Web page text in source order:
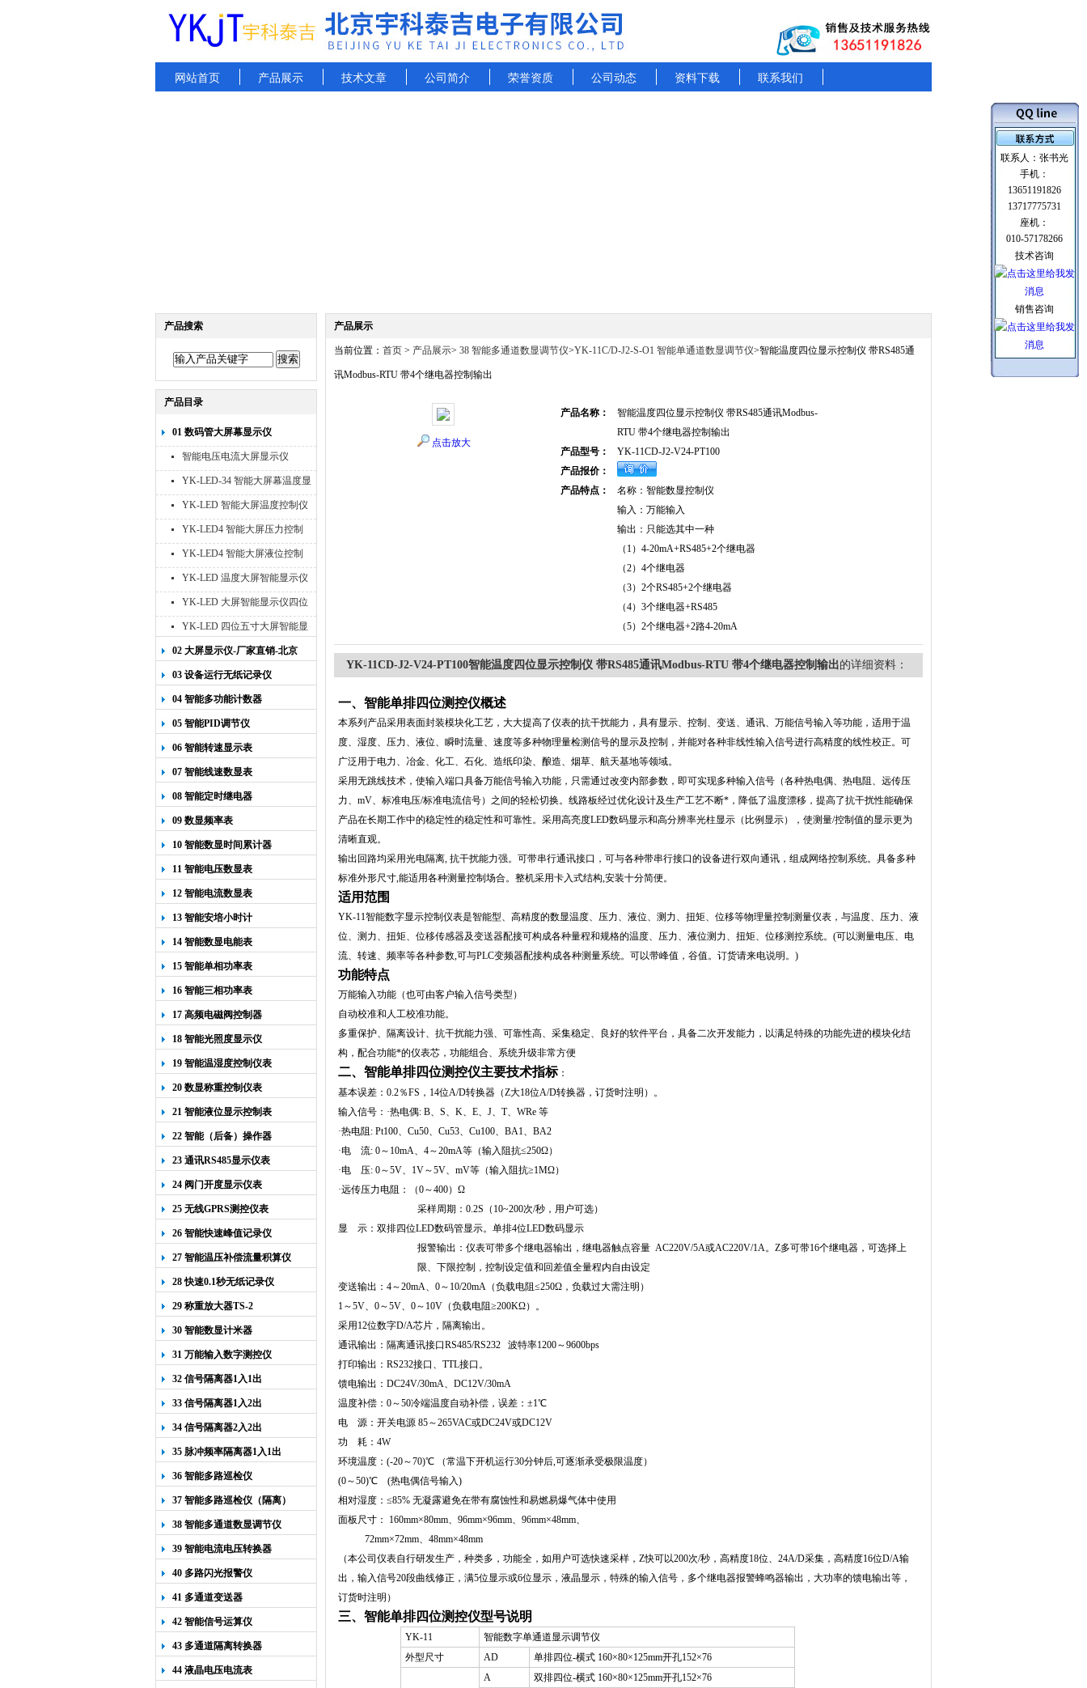
网站首页 产品展示 技术文章 公司简介 荣誉资质 公司动态 资料下载 联系我们
产品搜索
产品目录
01 数码管大屏幕显示仪
智能电压电流大屏显示仪
YK-LED-34 智能大屏幕温度显
示仪
YK-LED 智能大屏温度控制仪
YK-LED4 智能大屏压力控制
仪
YK-LED4 智能大屏液位控制
仪
YK-LED 温度大屏智能显示仪
四位十寸
YK-LED 大屏智能显示仪四位
八寸
YK-LED 四位五寸大屏智能显
示仪
02 大屏显示仪-厂家直销-北京
宇科泰吉
03 设备运行无纸记录仪
04 智能多功能计数器
05 智能PID调节仪
06 智能转速显示表
07 智能线速数显表
08 智能定时继电器
09 数显频率表
10 智能数显时间累计器
11 智能电压数显表
12 智能电流数显表
13 智能安培小时计
14 智能数显电能表
15 智能单相功率表
16 智能三相功率表
17 高频电磁阀控制器
18 智能光照度显示仪
19 智能温湿度控制仪表
20 数显称重控制仪表
21 智能液位显示控制表
22 智能（后备）操作器
23 通讯RS485显示仪表
24 阀门开度显示仪表
25 无线GPRS测控仪表
26 智能快速峰值记录仪
27 智能温压补偿流量积算仪
28 快速0.1秒无纸记录仪
29 称重放大器TS-2
30 智能数显计米器
31 万能输入数字测控仪
32 信号隔离器1入1出
33 信号隔离器1入2出
34 信号隔离器2入2出
35 脉冲频率隔离器1入1出
36 智能多路巡检仪
37 智能多路巡检仪（隔离）
38 智能多通道数显调节仪
39 智能电流电压转换器
40 多路闪光报警仪
41 多通道变送器
42 智能信号运算仪
43 多通道隔离转换器
44 液晶电压电流表
产品展示
当前位置： 首页 > 产品展示> 38 智能多通道数显调节仪>YK-11C/D-J2-S-O1 智能单通道数显调节仪>智能温度四位显示控制仪 带RS485通
讯Modbus-RTU 带4个继电器控制输出
点击放大
产品名称：
智能温度四位显示控制仪 带RS485通讯Modbus-
RTU 带4个继电器控制输出
产品型号：
YK-11CD-J2-V24-PT100
产品报价：
产品特点：
名称：智能数显控制仪
输入：万能输入
输出：只能选其中一种
（1）4-20mA+RS485+2个继电器
（2）4个继电器
（3）2个RS485+2个继电器
（4）3个继电器+RS485
（5）2个继电器+2路4-20mA
YK-11CD-J2-V24-PT100智能温度四位显示控制仪 带RS485通讯Modbus-RTU 带4个继电器控制输出的详细资料：
一、智能单排四位测控仪概述
本系列产品采用表面封装模块化工艺，大大提高了仪表的抗干扰能力，具有显示、控制、变送、通讯、万能信号输入等功能，适用于温
度、湿度、压力、液位、瞬时流量、速度等多种物理量检测信号的显示及控制，并能对各种非线性输入信号进行高精度的线性校正。可
广泛用于电力、冶金、化工、石化、造纸印染、酿造、烟草、航天基地等领域。
采用无跳线技术，使输入端口具备万能信号输入功能，只需通过改变内部参数，即可实现多种输入信号（各种热电偶、热电阻、远传压
力、mV、标准电压/标准电流信号）之间的轻松切换。线路板经过优化设计及生产工艺不断*，降低了温度漂移，提高了抗干扰性能确保
产品在长期工作中的稳定性的稳定性和可靠性。采用高亮度LED数码显示和高分辨率光柱显示（比例显示），使测量/控制值的显示更为
清晰直观。
输出回路均采用光电隔离, 抗干扰能力强。可带串行通讯接口，可与各种带串行接口的设备进行双向通讯，组成网络控制系统。具备多种
标准外形尺寸,能适用各种测量控制场合。整机采用卡入式结构,安装十分简便。
适用范围
YK-11智能数字显示控制仪表是智能型、高精度的数显温度、压力、液位、测力、扭矩、位移等物理量控制测量仪表，与温度、压力、液
位、测力、扭矩、位移传感器及变送器配接可构成各种量程和规格的温度、压力、液位测力、扭矩、位移测控系统。(可以测量电压、电
流、转速、频率等各种参数,可与PLC变频器配接构成各种测量系统。可以带峰值，谷值。订货请来电说明。)
功能特点
万能输入功能（也可由客户输入信号类型）
自动校准和人工校准功能。
多重保护、隔离设计、抗干扰能力强、可靠性高、采集稳定、良好的软件平台，具备二次开发能力，以满足特殊的功能先进的模块化结
构，配合功能*的仪表芯，功能组合、系统升级非常方便
二、智能单排四位测控仪主要技术指标：
基本误差：0.2％FS，14位A/D转换器（Z大18位A/D转换器，订货时注明）。
输入信号：·热电偶: B、S、K、E、J、T、WRe 等
·热电阻: Pt100、Cu50、Cu53、Cu100、BA1、BA2
·电 流: 0～10mA、4～20mA等（输入阻抗≤250Ω）
·电 压: 0～5V、1V～5V、mV等（输入阻抗≥1MΩ）
·远传压力电阻：（0～400）Ω
采样周期：0.2S（10~200次/秒，用户可选）
显 示：双排四位LED数码管显示。单排4位LED数码显示
报警输出： 仪表可带多个继电器输出，继电器触点容量 AC220V/5A或AC220V/1A。Z多可带16个继电器， 可选择上
限、下限控制，控制设定值和回差值全量程内自由设定
变送输出：4～20mA、0～10/20mA（负载电阻≤250Ω，负载过大需注明）
1～5V、0～5V、0～10V（负载电阻≥200KΩ）。
采用 12位数字D/A芯片，隔离输出。
通讯输出：隔离通讯接口RS485/RS232 波特率1200～9600bps
打印输出：RS232接口、TTL接口。
馈电输出：DC24V/30mA、DC12V/30mA
温度补偿：0～50冷端温度自动补偿，误差：±1℃
电 源：开关电源 85～265VAC或DC24V或DC12V
功 耗：4W
环境温度：(-20～70)℃ （常温下开机运行30分钟后,可逐渐承受极限温度）
(0～50)℃ (热电偶信号输入)
相对湿度：≤85% 无凝露避免在带有腐蚀性和易燃易爆气体中使用
面板尺寸： 160mm×80mm、96mm×96mm、96mm×48mm、
72mm×72mm、48mm×48mm
（本公司仪表自行研发生产，种类多，功能全，如用户可选快速采样，Z快可以200次/秒，高精度18位、24A/D采集，高精度16位D/A输
出，输入信号20段曲线修正，满5位显示或6位显示，液晶显示，特殊的输入信号，多个继电器报警蜂鸣器输出，大功率的馈电输出等，
订货时注明）
三、智能单排四位测控仪型号说明
YK-11
智能数字单通道显示调节仪
外型尺寸
AD
单排四位-横式 160×80×125mm开孔152×76
A
双排四位-横式 160×80×125mm开孔152×76
联系人：张书光
手机：
13651191826
13717775731
座机：
010-57178266
技术咨询
销售咨询